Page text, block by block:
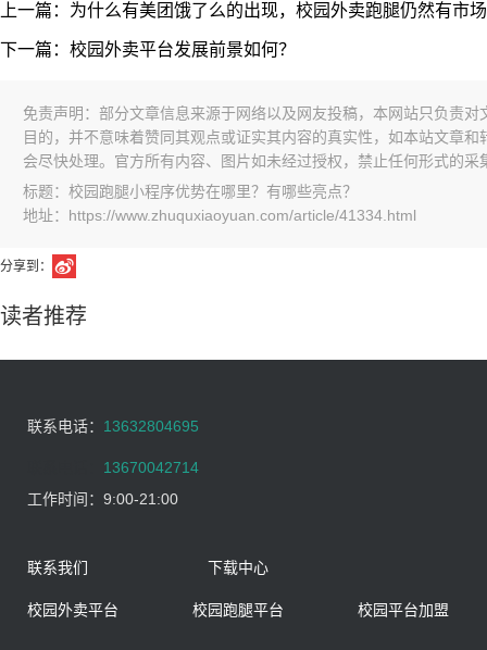
上一篇：为什么有美团饿了么的出现，校园外卖跑腿仍然有市
下一篇：校园外卖平台发展前景如何？
免责声明：部分文章信息来源于网络以及网友投稿，本网站只负责
目的，并不意味着赞同其观点或证实其内容的真实性，如本站文章
会尽快处理。官方所有内容、图片如未经过授权，禁止任何形式的采
标题：校园跑腿小程序优势在哪里？有哪些亮点？
地址：https://www.zhuquxiaoyuan.com/article/41334.html
分享到：
读者推荐
联系电话： 13632804695
13670042714
工作时间： 9:00-21:00
联系我们 下载中心
校园外卖平台 校园跑腿平台 校园平台加盟